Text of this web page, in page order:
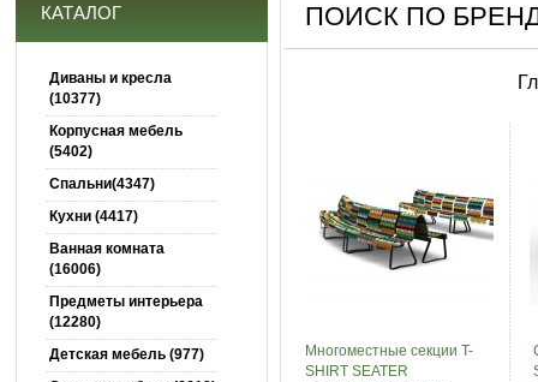
КАТАЛОГ
Диваны и кресла
(10377)
Корпусная мебель
(5402)
Спальни(4347)
Кухни (4417)
Ванная комната
(16006)
Предметы интерьера
(12280)
Детская мебель (977)
ПОИСК ПО
Многоместные секции T-
SHIRT SEATER